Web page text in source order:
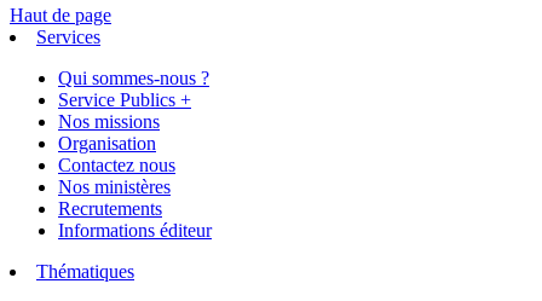
Haut de page
Services
Qui sommes-nous ?
Service Publics +
Nos missions
Organisation
Contactez nous
Nos ministères
Recrutements
Informations éditeur
Thématiques